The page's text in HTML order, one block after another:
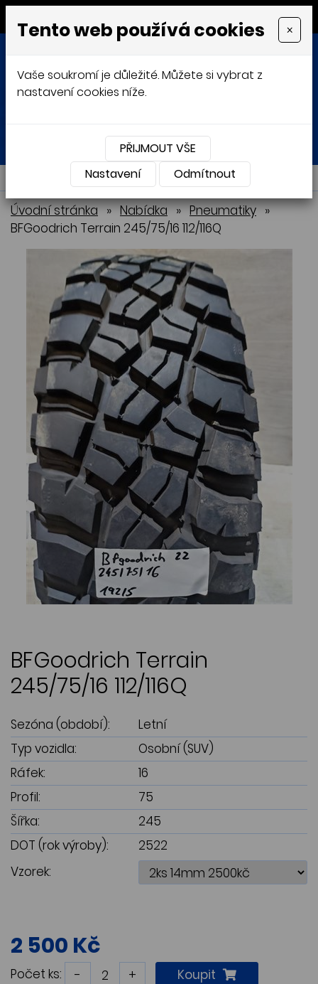
MENU
Přihlásit Košík
NABÍDKA
Úvodní stránka » Nabídka » Pneumatiky »
BFGoodrich Terrain 245/75/16 112/116Q
BFGoodrich Terrain
245/75/16 112/116Q
Sezóna (období):
Letní
Typ vozidla:
Osobní (SUV)
Ráfek:
16
Profil:
75
Šířka:
245
DOT (rok výroby):
2522
Vzorek:
2 500 Kč
Počet ks: - + Koupit
Tento web používá cookies ×
Vaše soukromí je důležité. Můžete si vybrat z
nastavení cookies níže.
PŘIJMOUT VŠE
Nastavení
Odmítnout